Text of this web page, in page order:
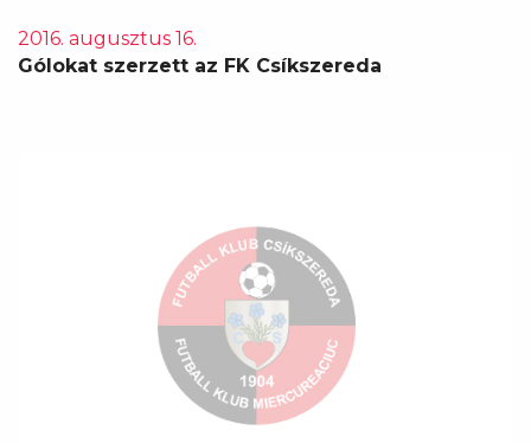
2016. augusztus 16.
Gólokat szerzett az FK Csíkszereda